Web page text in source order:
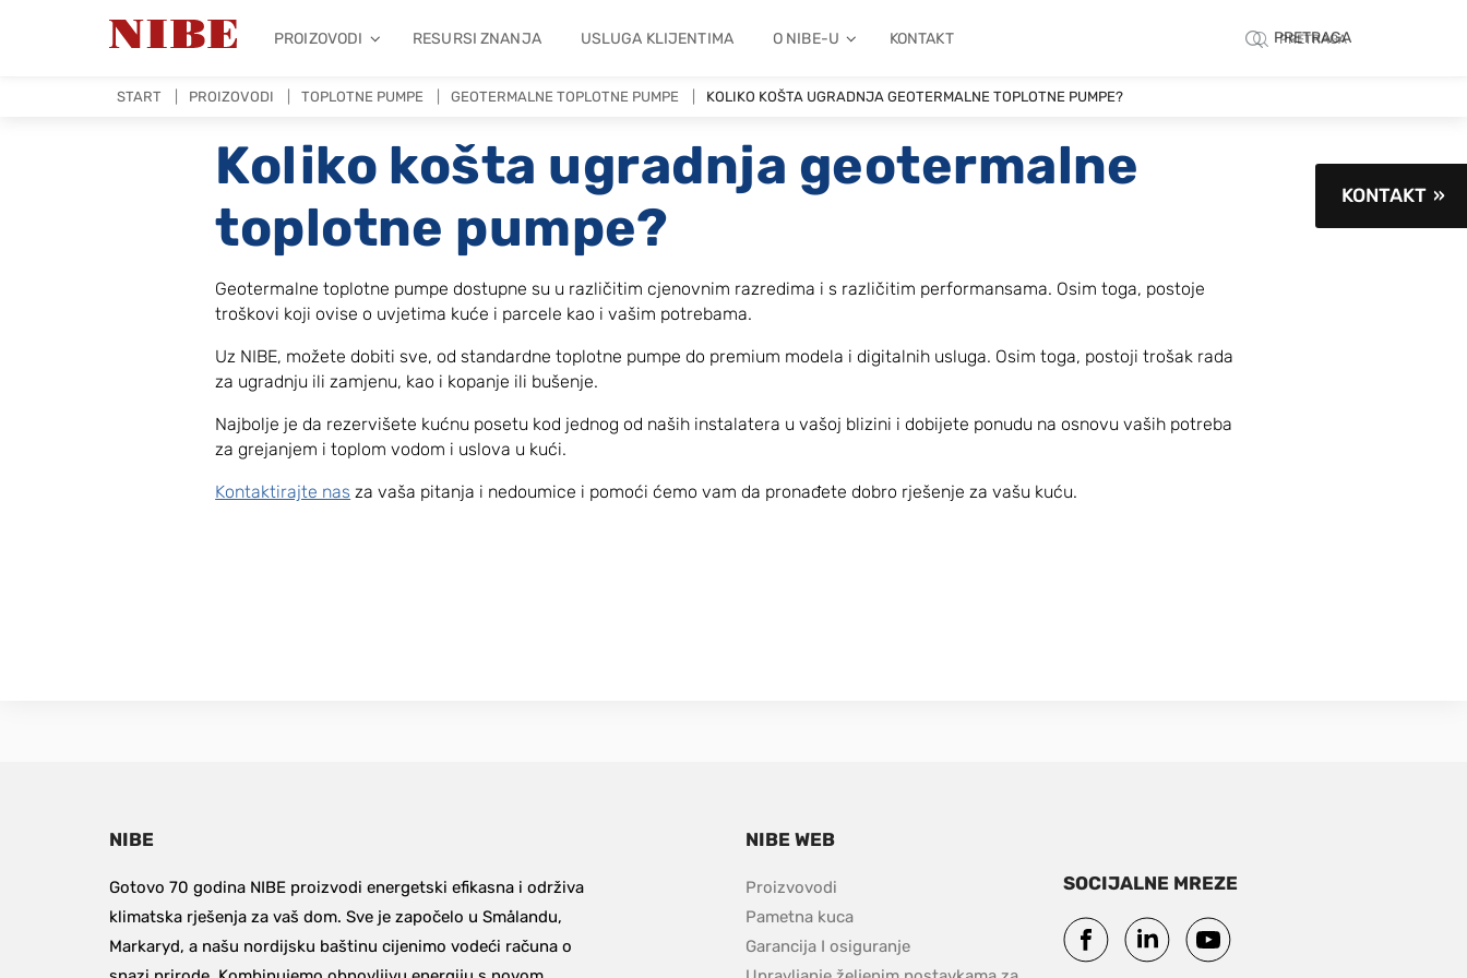
PROIZOVODI RESURSI ZNANJA USLUGA KLIJENTIMA O NIBE-U KONTAKT PRETRAGA
PRETRAGA
START PROIZOVODI TOPLOTNE PUMPE GEOTERMALNE TOPLOTNE PUMPE KOLIKO KOŠTA UGRADNJA GEOTERMALNE TOPLOTNE PUMPE?
KONTAKT
Koliko košta ugradnja geotermalne
toplotne pumpe?
Geotermalne toplotne pumpe dostupne su u različitim cjenovnim razredima i s različitim performansama. Osim toga, postoje
troškovi koji ovise o uvjetima kuće i parcele kao i vašim potrebama.
Uz NIBE, možete dobiti sve, od standardne toplotne pumpe do premium modela i digitalnih usluga. Osim toga, postoji trošak rada
za ugradnju ili zamjenu, kao i kopanje ili bušenje.
Najbolje je da rezervišete kućnu posetu kod jednog od naših instalatera u vašoj blizini i dobijete ponudu na osnovu vaših potreba
za grejanjem i toplom vodom i uslova u kući.
Kontaktirajte nas za vaša pitanja i nedoumice i pomoći ćemo vam da pronađete dobro rješenje za vašu kuću.
NIBE
Gotovo 70 godina NIBE proizvodi energetski efikasna i održiva
klimatska rješenja za vaš dom. Sve je započelo u Smålandu,
Markaryd, a našu nordijsku baštinu cijenimo vodeći računa o
NIBE WEB
Proizvovodi
Pametna kuca
Garancija I osiguranje
SOCIJALNE MREZE